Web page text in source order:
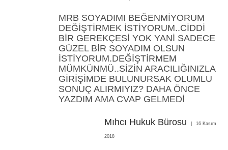
MRB SOYADIMI BEĞENMİYORUM
DEĞİŞTİRMEK İSTİYORUM..CİDDİ
BİR GEREKÇESİ YOK YANİ SADECE
GÜZEL BİR SOYADIM OLSUN
İSTİYORUM.DEĞİŞTİRMEM
MÜMKÜNMÜ..SİZİN ARACILIĞINIZLA
GİRİŞİMDE BULUNURSAK OLUMLU
SONUÇ ALIRMIYIZ? DAHA ÖNCE
YAZDIM AMA CVAP GELMEDİ
Mıhcı Hukuk Bürosu 16 Kasım
2018